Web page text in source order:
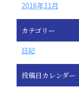
2016年11月
カテゴリー
日記
投稿日カレンダー